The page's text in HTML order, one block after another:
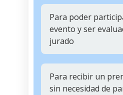
Para poder
evento y ser
jurado
Para recibir un
sin necesidad de